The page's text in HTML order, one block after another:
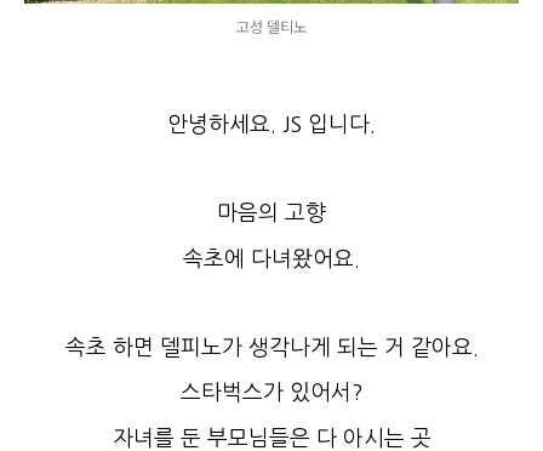
고성 델티노
안녕하세요. JS 입니다.
마음의 고향
속초에 다녀왔어요.
속초 하면 델피노가 생각나게 되는 거 같아요.
스타벅스가 있어서?
자녀를 둔 부모님들은 다 아시는 곳